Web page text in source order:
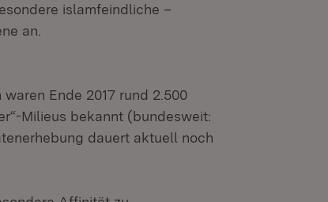
islamfeindliche –
an.
Ende 2017 rund 2.500
Milieus bekannt (bundesweit:
dauert aktuell noch